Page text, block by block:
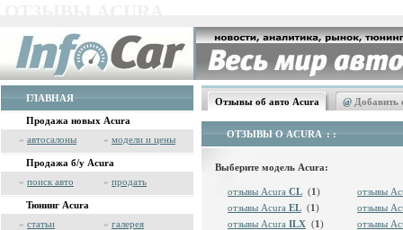
ГЛАВНАЯ
Продажа новых Acura
» автосалоны » модели и цены
Продажа б/у Acura
» поиск авто » продать
Тюнинг Acura
» статьи » галерея
Отзывы об авто Acura @ Добавить
ОТЗЫВЫ О ACURA : :
Выберите модель Acura:
отзывы Acura CL (1)
отзывы Acura EL (1)
отзывы Acura ILX (1)
отзывы
отзывы
отзывы